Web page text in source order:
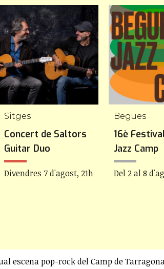
Sitges
Concert de Saltors
Guitar Duo
Divendres 7 d'agost, 21h
Begues
16è
Jazz Camp
Del 2 al 8
escena pop-rock del Camp de